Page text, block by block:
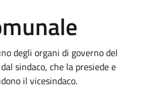
degli organi di governo del
sindaco, che la presiede e
il vicesindaco.